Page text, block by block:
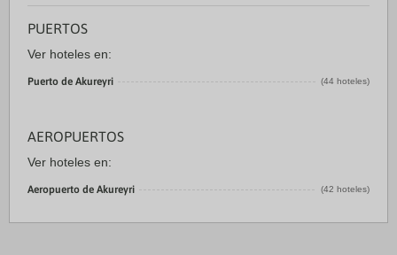
PUERTOS
Ver hoteles en:
Puerto de Akureyri (44 hoteles)
AEROPUERTOS
Ver hoteles en:
Aeropuerto de Akureyri (42 hoteles)